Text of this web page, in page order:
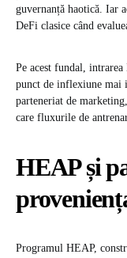
guvernanță haotică. Iar
DeFi clasice când
Pe acest fundal,
punct de inflexiune mai
parteneriat de
care fluxurile de
HEAP și
Programul HEAP,